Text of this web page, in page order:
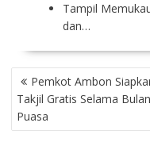
Tampil
dan…
P
O
S
T
Pemkot Ambon
Takjil Gratis Selama Bulan
Puasa